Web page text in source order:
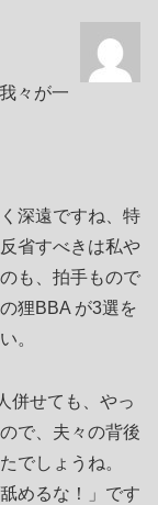
々が一
深遠ですね、特
省すべきは私や
も、拍手もので
狸BBA が3選を
。
併せても、やっ
で、夫々の背後
たでしょうね。
めるな！」です